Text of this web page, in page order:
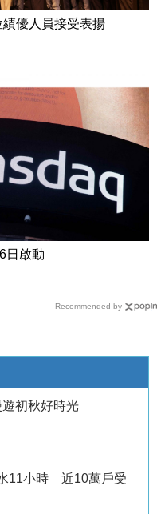
優人員接受表揚
日啟動
Recommended by
初秋好時光
11小時 近10萬戶受